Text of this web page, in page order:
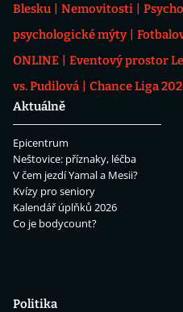
Blesku
Nemovitosti
psychologické mýty
ONLINE
Eventový prostor
vs. Pudilová
Chance Liga
Aktuálně
Epicentrum
Neštovice: příznaky, léčba
V čem jezdí Yamal a Mesii?
Kvízy pro seniory
Kalendář úplňků 2026
Co je bodycount?
Politika